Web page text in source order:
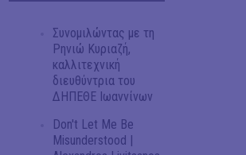
Συνομιλώντας με τη
Ρηνιώ Κυριαζή,
καλλιτεχνική
διευθύντρια του
ΔΗΠΕΘΕ Ιωαννίνων
Don't Let Me Be
Misunderstood |